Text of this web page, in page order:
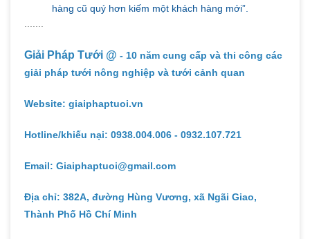
hàng cũ quý hơn kiếm một khách hàng mới”.
Giải Pháp Tưới @ - 10 năm cung cấp và thi công các
giải pháp tưới nông nghiệp và tưới cảnh quan
Website: giaiphaptuoi.vn
Hotline/khiếu nại: 0938.004.006 - 0932.107.721
Email: Giaiphaptuoi@gmail.com
Địa chỉ: 382A, đường Hùng Vương, xã Ngãi Giao,
Thành Phố Hồ Chí Minh